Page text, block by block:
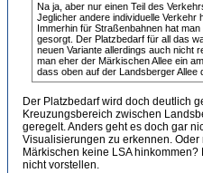
Na ja, aber nur einen Teil des
Jeglicher andere individuelle Verkehr
Immerhin für Straßenbahnen hat
gesorgt. Der Platzbedarf für all das
neuen Variante allerdings auch nicht
man eher der Märkischen Allee ein
dass oben auf der Landsberger Allee
Der Platzbedarf wird doch deutlich
Kreuzungsbereich zwischen
geregelt. Anders geht es doch gar
Visualisierungen zu erkennen.
Märkischen keine LSA
nicht vorstellen.